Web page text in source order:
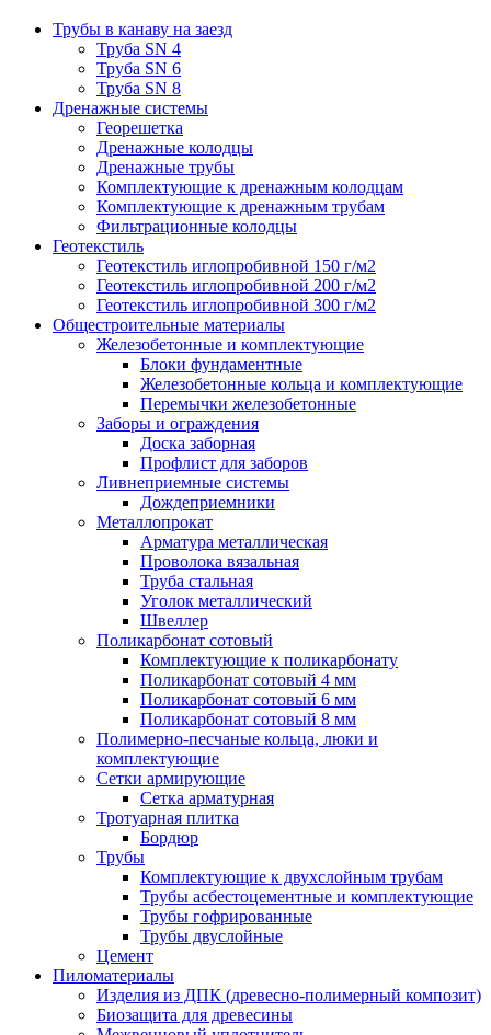
Трубы в канаву на заезд
Труба SN 4
Труба SN 6
Труба SN 8
Дренажные системы
Георешетка
Дренажные колодцы
Дренажные трубы
Комплектующие к дренажным колодцам
Комплектующие к дренажным трубам
Фильтрационные колодцы
Геотекстиль
Геотекстиль иглопробивной 150 г/м2
Геотекстиль иглопробивной 200 г/м2
Геотекстиль иглопробивной 300 г/м2
Общестроительные материалы
Железобетонные и комплектующие
Блоки фундаментные
Железобетонные кольца и комплектующие
Перемычки железобетонные
Заборы и ограждения
Доска заборная
Профлист для заборов
Ливнеприемные системы
Дождеприемники
Металлопрокат
Арматура металлическая
Проволока вязальная
Труба стальная
Уголок металлический
Швеллер
Поликарбонат сотовый
Комплектующие к поликарбонату
Поликарбонат сотовый 4 мм
Поликарбонат сотовый 6 мм
Поликарбонат сотовый 8 мм
Полимерно-песчаные кольца, люки и
комплектующие
Сетки армирующие
Сетка арматурная
Тротуарная плитка
Бордюр
Трубы
Комплектующие к двухслойным трубам
Трубы асбестоцементные и комплектующие
Трубы гофрированные
Трубы двуслойные
Цемент
Пиломатериалы
Изделия из ДПК (древесно-полимерный композит)
Биозащита для древесины